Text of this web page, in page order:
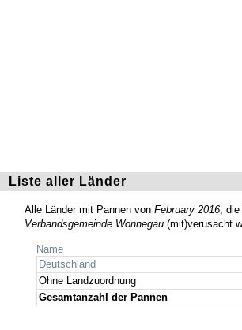
Liste aller Länder
Alle Länder mit Pannen von February 2016, die
Verbandsgemeinde Wonnegau(mit)verusacht
Name
Deutschland
Ohne Landzuordnung
Gesamtanzahl der Pannen